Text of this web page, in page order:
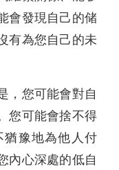
會發現自己的储
有為您自己的未
，您可能會對自
您可能會捨不得
猶豫地為他人付
內心深處的低自